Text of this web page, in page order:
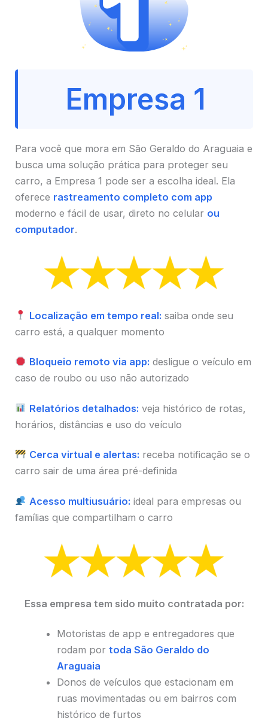
Empresa 1
Para você que mora em São Geraldo do Araguaia e
busca uma solução prática para proteger seu
carro, a Empresa 1 pode ser a escolha ideal. Ela
oferece rastreamento completo com app
moderno e fácil de usar, direto no celular ou
computador.
Localização em tempo real: saiba onde seu
carro está, a qualquer momento
Bloqueio remoto via app: desligue o veículo em
caso de roubo ou uso não autorizado
Relatórios detalhados: veja histórico de rotas,
horários, distâncias e uso do veículo
Cerca virtual e alertas: receba notificação se o
carro sair de uma área pré-definida
Acesso multiusuário: ideal para empresas ou
famílias que compartilham o carro
Essa empresa tem sido muito contratada por:
Motoristas de app e entregadores que
rodam por toda São Geraldo do
Araguaia
Donos de veículos que estacionam em
ruas movimentadas ou em bairros com
histórico de furtos